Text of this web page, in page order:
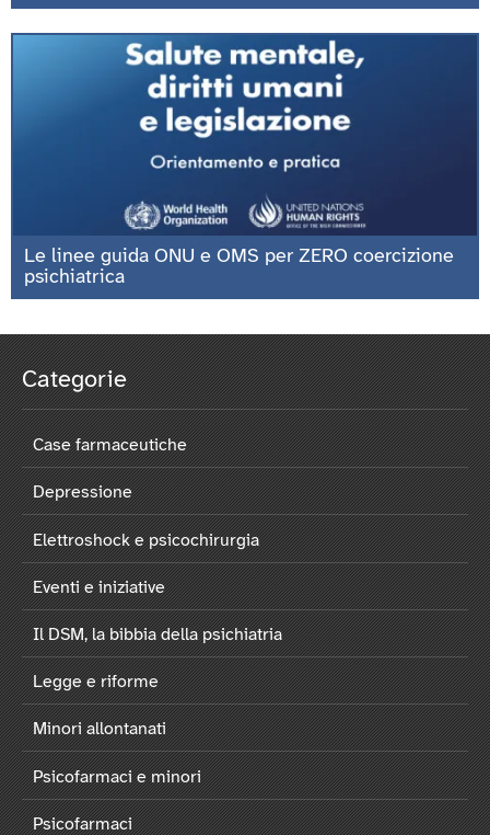
Le linee guida ONU e OMS per ZERO coercizione
psichiatrica
Categorie
Case farmaceutiche
Depressione
Elettroshock e psicochirurgia
Eventi e iniziative
Il DSM, la bibbia della psichiatria
Legge e riforme
Minori allontanati
Psicofarmaci e minori
Psicofarmaci